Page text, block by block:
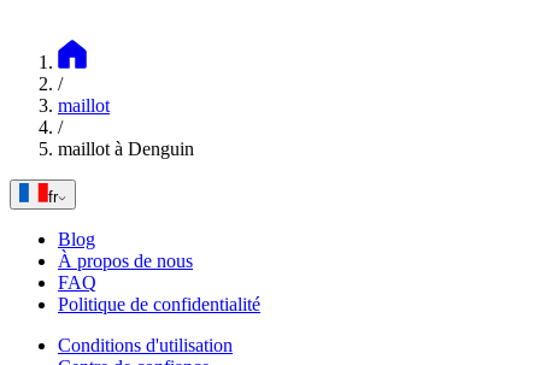
/
maillot
/
maillot à Denguin
fr
Blog
À propos de nous
FAQ
Politique de confidentialité
Conditions d'utilisation